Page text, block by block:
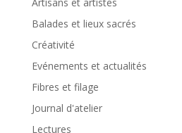
Balades et lieux sacrés
Créativité
Evénements et actualités
Fibres et filage
Journal d'atelier
Lectures